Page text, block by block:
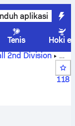
aplikasi
Tenis
Hoki es
2nd Division
Croonen Lommel
118